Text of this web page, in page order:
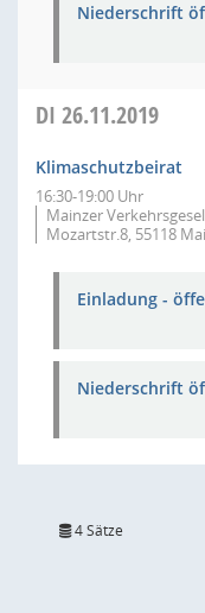
Niederschrift
DI 26.11.2019
Klimaschutzbeirat
16:30-19:00 Uhr
Mainzer
Mozartstr.8, 55118
Einladung -
Niederschrift
4 Sätze